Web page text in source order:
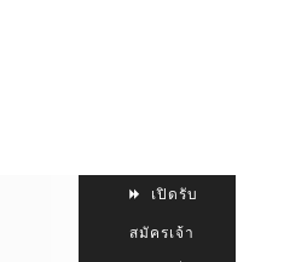
เปิดรับ
สมัครเจ้า